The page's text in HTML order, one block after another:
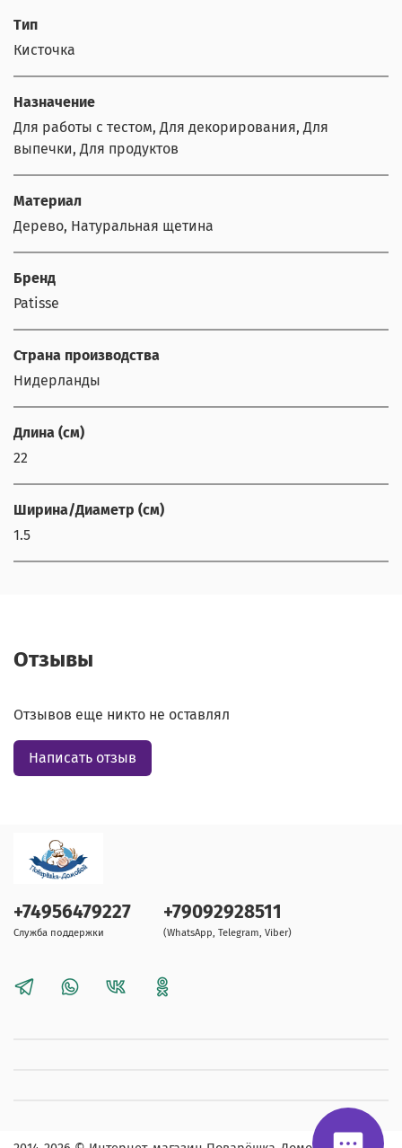
Тип
Кисточка
Назначение
Для работы с тестом, Для декорирования, Для
выпечки, Для продуктов
Материал
Дерево, Натуральная щетина
Бренд
Patisse
Страна производства
Нидерланды
Длина (см)
22
Ширина/Диаметр (см)
1.5
Отзывы
Отзывов еще никто не оставлял
Написать отзыв
+74956479227
Служба поддержки
+79092928511
(WhatsApp, Telegram, Viber)